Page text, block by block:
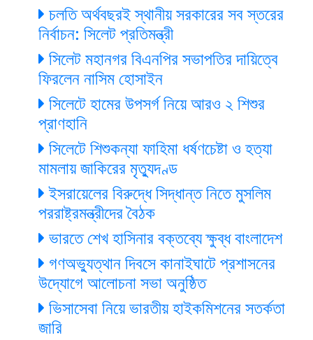
চলতি অর্থবছরই স্থানীয় সরকারের সব স্তরের
নির্বাচন: সিলেট প্রতিমন্ত্রী
সিলেট মহানগর বিএনপির সভাপতির দায়িত্বে
ফিরলেন নাসিম হোসাইন
সিলেটে হামের উপসর্গ নিয়ে আরও ২ শিশুর
প্রাণহানি
সিলেটে শিশুকন্যা ফাহিমা ধর্ষণচেষ্টা ও হত্যা
মামলায় জাকিরের মৃত্যুদণ্ড
ইসরায়েলের বিরুদ্ধে সিদ্ধান্ত নিতে মুসলিম
পররাষ্ট্রমন্ত্রীদের বৈঠক
ভারতে শেখ হাসিনার বক্তব্যে ক্ষুব্ধ বাংলাদেশ
গণঅভ্যুত্থান দিবসে কানাইঘাটে প্রশাসনের
উদ্যোগে আলোচনা সভা অনুষ্ঠিত
ভিসাসেবা নিয়ে ভারতীয় হাইকমিশনের সতর্কতা
জারি